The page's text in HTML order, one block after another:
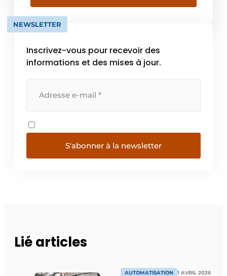
[…]
NEWSLETTER
Inscrivez-vous pour recevoir des
informations et des mises à jour.
S'abonner à la newsletter
Lié articles
AUTOMATISATION 1 AVRIL 2026